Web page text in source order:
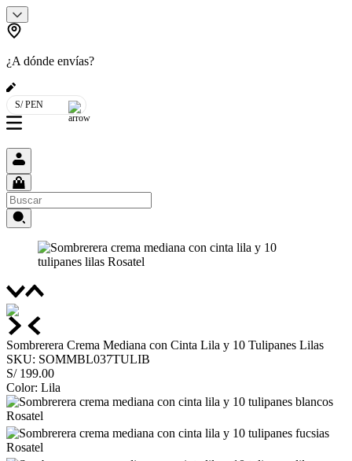
¿A dónde envías?
S/ PEN
Sombrerera Crema Mediana con Cinta Lila y 10 Tulipanes Lilas
SKU: SOMMBL037TULIB
S/ 199.00
Color: Lila